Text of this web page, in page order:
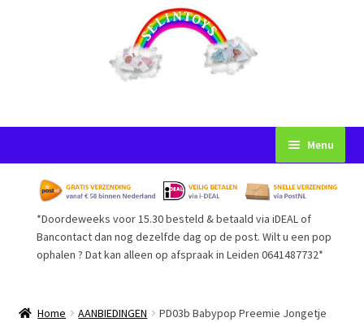
naar
navigatie
inhoud
Menu
Startpagina
Voorwaarden
Afrekenen
*Doordeweeks voor 15.30 besteld & betaald via iDEAL of
Bancontact dan nog dezelfde dag op de post. Wilt u een pop
ophalen ? Dat kan alleen op afspraak in Leiden 0641487732*
Home AANBIEDINGEN
PD03b Babypop Preemie Jongetje